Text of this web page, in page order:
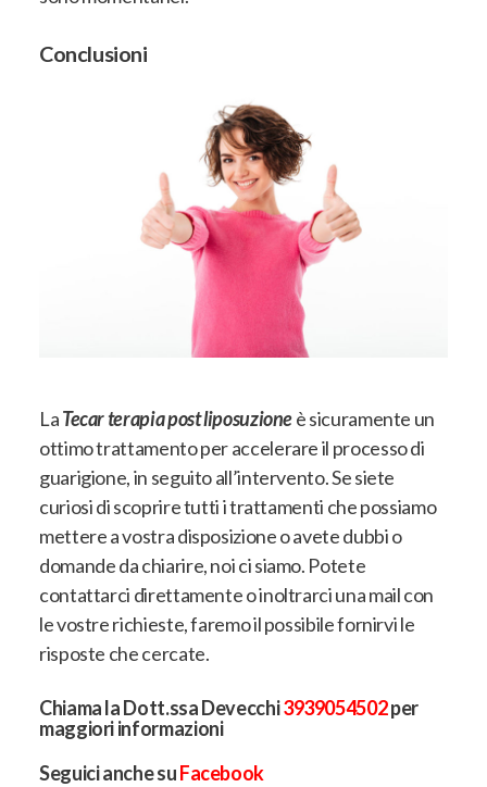
Conclusioni
LaTecar terapia post liposuzioneè sicuramente un
ottimo trattamento per accelerare il processo di
guarigione, in seguito all’intervento. Se siete
curiosi di scoprire tutti i trattamenti che possiamo
mettere a vostra disposizione o avete dubbi o
domande da chiarire, noi ci siamo. Potete
contattarci direttamente o inoltrarci una mail con
le vostre richieste, faremo il possibile fornirvi le
risposte che cercate.
Chiama la Dott.ssa Devecchi3939054502per
maggiori informazioni
Seguici anche suFacebook